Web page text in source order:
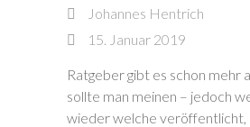
Johannes Hentrich
15. Januar 2019
Ratgeber gibt es schon mehr
sollte man meinen – jedoch
wieder welche veröffentlicht,